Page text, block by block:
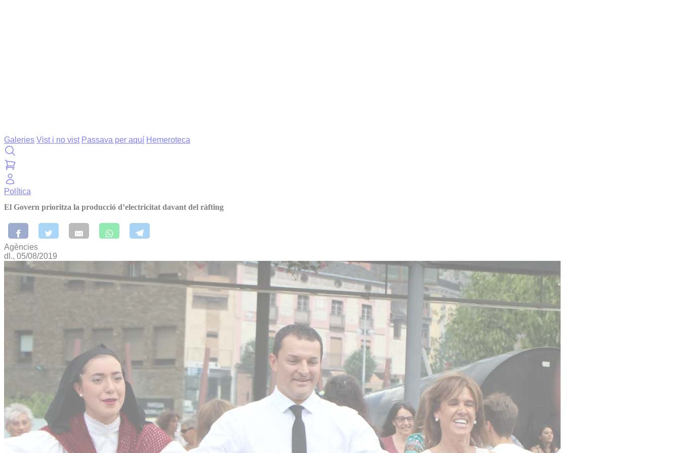
Galeries Vist i no vist Passava per aquí Hemeroteca
Política
El Govern prioritza la producció d’electricitat davant del ràfting
Agències
dl., 05/08/2019